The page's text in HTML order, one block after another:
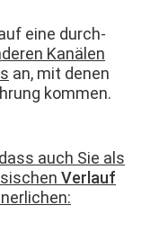
eine durch­
Kanälen
an, mit denen
kommen.
auch Sie als
Ver­lauf